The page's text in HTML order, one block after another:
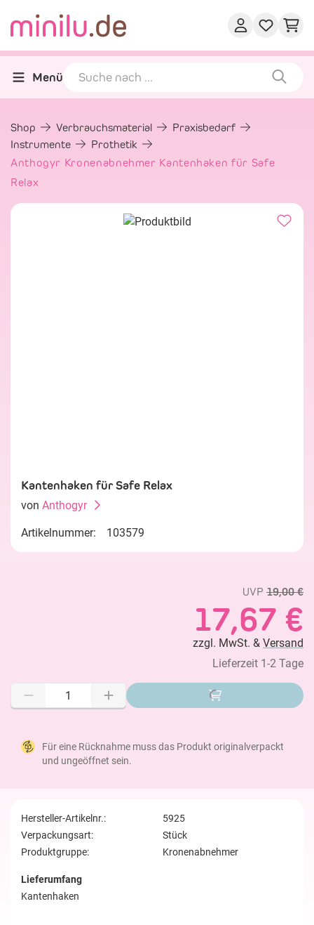
Menü
Shop Verbrauchsmaterial
Praxisbedarf
Instrumente
Prothetik
Anthogyr Kronenabnehmer Kantenhaken für Safe
Relax
Kantenhaken für Safe Relax
von Anthogyr
Artikelnummer: 103579
UVP 19,00 €
17,67 €
zzgl. MwSt. & Versand
Lieferzeit 1-2 Tage
Für eine Rücknahme muss das Produkt originalverpackt
und ungeöffnet sein.
Hersteller-Artikelnr.:
5925
Verpackungsart:
Stück
Produktgruppe:
Kronenabnehmer
Lieferumfang
Kantenhaken